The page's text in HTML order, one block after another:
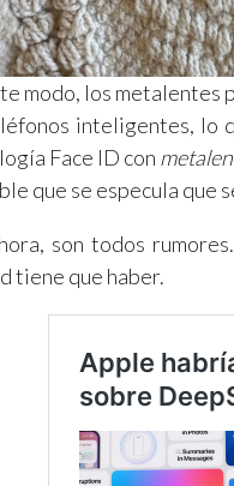
modo, los metalentes
inteligentes, lo
Face ID con
que se especula que
son todos
tiene que haber.